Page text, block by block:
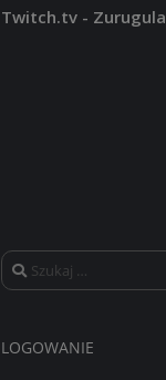
Twitch.tv - Zurugula
Szukaj:
LOGOWANIE